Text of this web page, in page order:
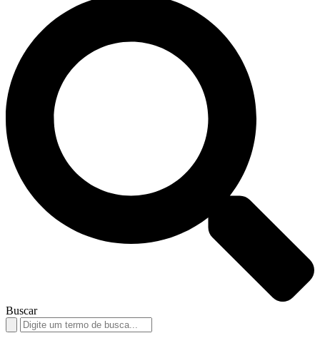
Buscar
Search
for: